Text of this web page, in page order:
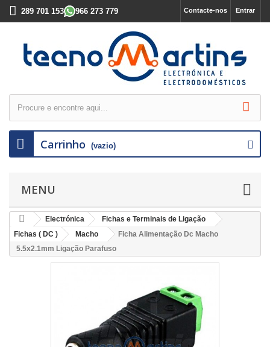
Entrar
Contacte-nos
289 701 153 966 273 779
Carrinho (vazio)
MENU
Electrónica
Fichas e Terminais de Ligação
Fichas ( DC )
Macho
Ficha Alimentação Dc Macho
5.5x2.1mm Ligação Parafuso